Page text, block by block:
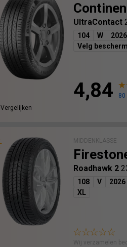
UltraContact
104 W 2026
Velg
4,84 80
Vergelijken
MIDDENKLASSE
Roadhawk 2
108 V 2026
XL
Wij verzamelen